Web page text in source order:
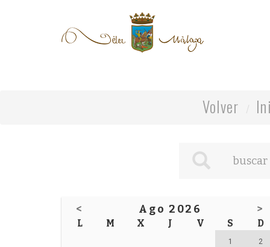
Volver
< Ago 2026 >
L M X J V S D
1 2